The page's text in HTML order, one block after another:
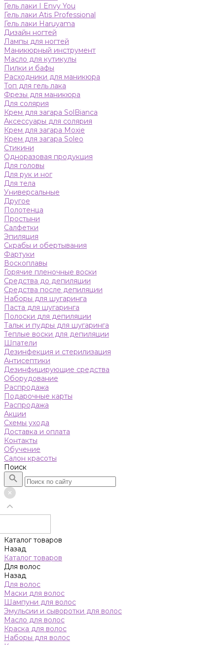
Гель лаки I Envy You
Гель лаки Atis Professional
Гель лаки Haruyama
Дизайн ногтей
Лампы для ногтей
Маникюрный инструмент
Масло для кутикулы
Пилки и бафы
Расходники для маникюра
Топ для гель лака
Фрезы для маникюра
Для солярия
Крем для загара SolBianca
Аксессуары для солярия
Крем для загара Moxie
Крем для загара Soleo
Стикини
Одноразовая продукция
Для головы
Для рук и ног
Для тела
Универсальные
Другое
Полотенца
Простыни
Салфетки
Эпиляция
Скрабы и обертывания
Фартуки
Воскоплавы
Горячие пленочные воски
Средства до депиляции
Средства после депиляции
Наборы для шугаринга
Паста для шугаринга
Полоски для депиляции
Тальк и пудры для шугаринга
Теплые воски для депиляции
Шпатели
Дезинфекция и стерилизация
Антисептики
Дезинфицирующие средства
Оборудование
Распродажа
Подарочные карты
Распродажа
Акции
Схемы ухода
Доставка и оплата
Контакты
Обучение
Салон красоты
Поиск
Каталог товаров
Назад
Каталог товаров
Для волос
Назад
Для волос
Маски для волос
Шампуни для волос
Эмульсии и сыворотки для волос
Масло для волос
Краска для волос
Наборы для волос